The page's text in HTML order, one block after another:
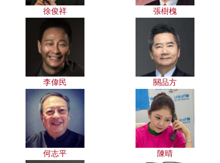
徐俊祥 張樹槐
李偉民 關品方
何志平 陳晴